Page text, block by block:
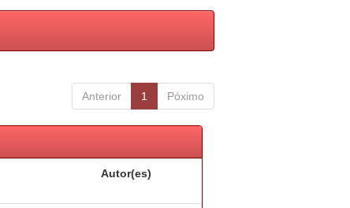
Anterior 1 Póximo
Autor(es)